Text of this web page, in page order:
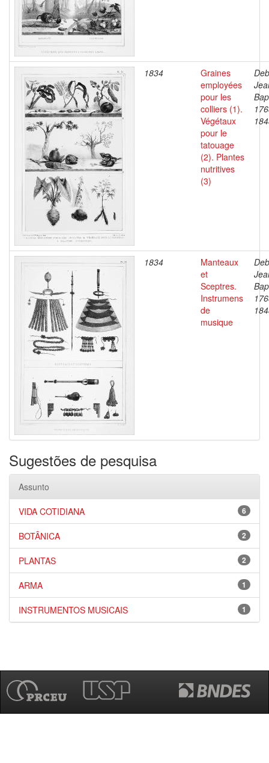
1834
Graines
employées
pour les
colliers (1).
Végétaux
pour le
tatouage
(2). Plantes
nutritives
(3)
1834
Manteaux
et
Sceptres.
Instrumens
de
musique
Sugestões de pesquisa
Assunto
6
VIDA COTIDIANA
2
BOTÂNICA
2
PLANTAS
1
ARMA
1
INSTRUMENTOS MUSICAIS